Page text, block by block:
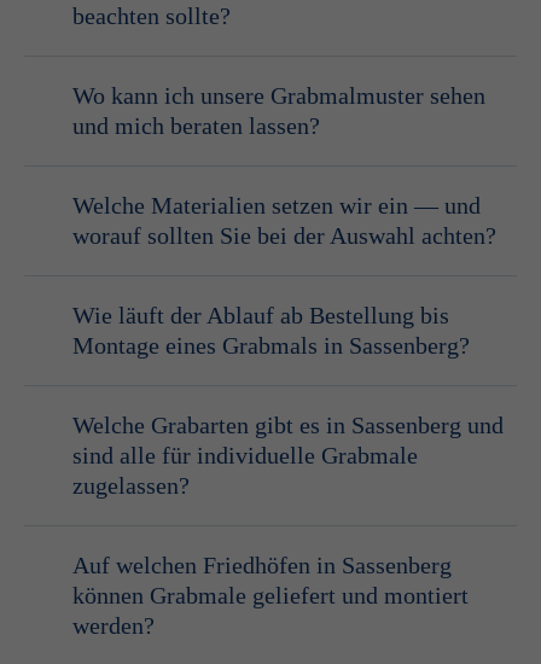
beachten sollte?
https://www.sassenberg.de/wGlobal/wGlobal/scripts/
document=/wAssets/docs/dokumenteamt10/
Wo kann ich unsere Grabmalmuster sehen
und mich beraten lassen?
Welche Materialien setzen wir ein — und
worauf sollten Sie bei der Auswahl achten?
Wie läuft der Ablauf ab Bestellung bis
Montage eines Grabmals in Sassenberg?
Welche Grabarten gibt es in Sassenberg und
sind alle für individuelle Grabmale
zugelassen?
Auf welchen Friedhöfen in Sassenberg
können Grabmale geliefert und montiert
werden?